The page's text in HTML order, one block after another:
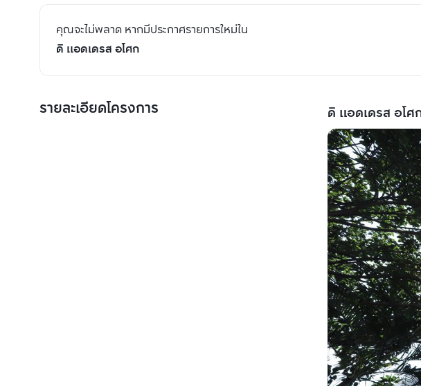
คุณจะไม่พลาด หากมีประกาศรายการใหม่ใน
ดิ แอดเดรส อโศก
รายละเอียดโครงการ ดิ แอดเดรส อโศ